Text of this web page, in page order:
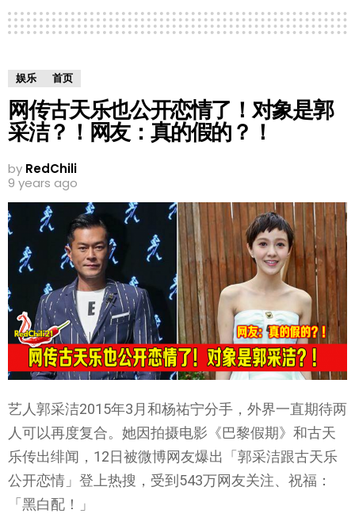
娱乐 首页
网传古天乐也公开恋情了！对象是郭
采洁？！网友：真的假的？！
by RedChili
9 years ago
艺人郭采洁2015年3月和杨祐宁分手，外界一直期待两
人可以再度复合。她因拍摄电影《巴黎假期》和古天
乐传出绯闻，12日被微博网友爆出「郭采洁跟古天乐
公开恋情」登上热搜，受到543万网友关注、祝福：
「黑白配！」